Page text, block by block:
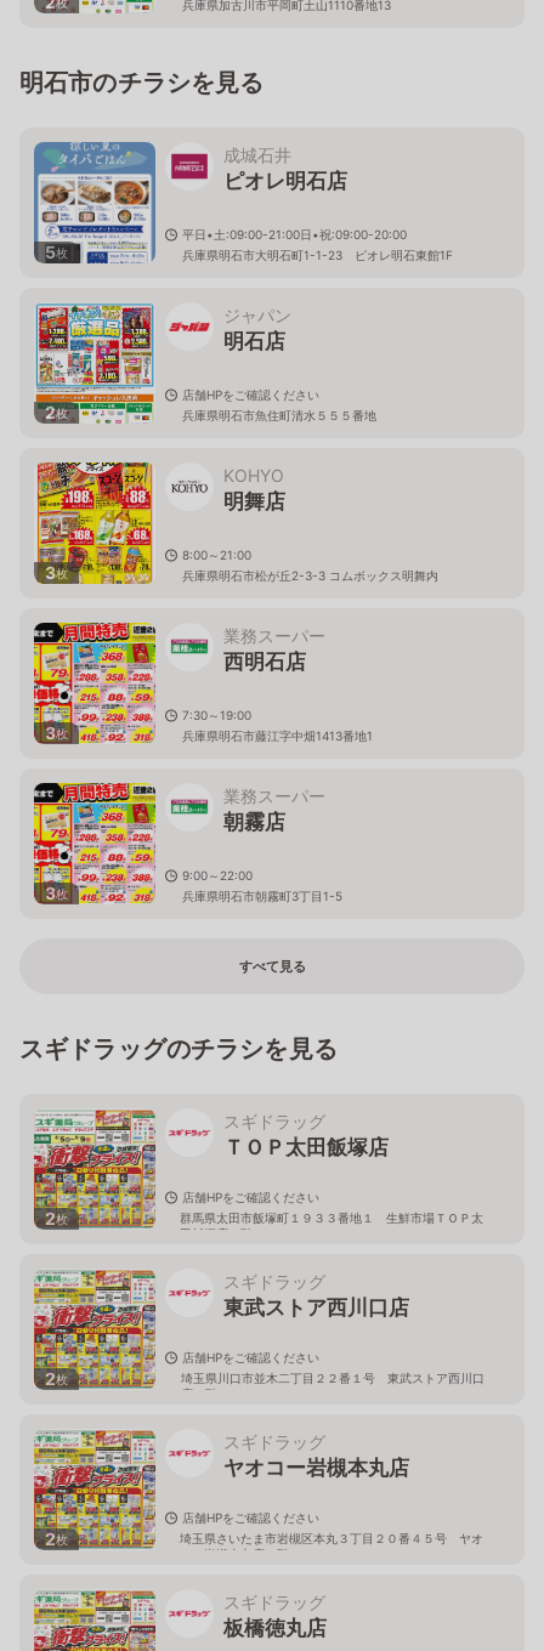
兵庫県加古川市平岡町土山1110番地13
明石市のチラシを見る
5枚
成城石井
ピオレ明石店
平日•土:09:00-21:00日•祝:09:00-20:00
兵庫県明石市大明石町1-1-23 ピオレ明石東館1F
2枚
ジャパン
明石店
店舗HPをご確認ください
兵庫県明石市魚住町清水５５５番地
3枚
KOHYO
明舞店
8:00～21:00
兵庫県明石市松が丘2-3-3 コムボックス明舞内
3枚
業務スーパー
西明石店
7:30～19:00
兵庫県明石市藤江字中畑1413番地1
3枚
業務スーパー
朝霧店
9:00～22:00
兵庫県明石市朝霧町3丁目1-5
すべて見る
スギドラッグのチラシを見る
2枚
スギドラッグ
ＴＯＰ太田飯塚店
店舗HPをご確認ください
群馬県太田市飯塚町１９３３番地１ 生鮮市場ＴＯＰ太
田飯塚店１階
2枚
スギドラッグ
東武ストア西川口店
店舗HPをご確認ください
埼玉県川口市並木二丁目２２番１号 東武ストア西川口
店２階
2枚
スギドラッグ
ヤオコー岩槻本丸店
店舗HPをご確認ください
埼玉県さいたま市岩槻区本丸３丁目２０番４５号 ヤオ
コー岩槻本丸店２階
スギドラッグ
板橋徳丸店